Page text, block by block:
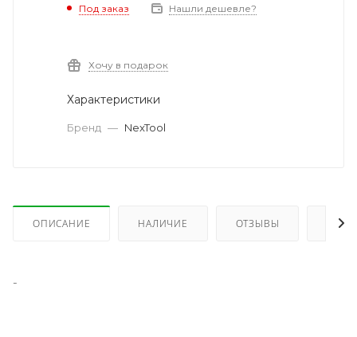
Под заказ Нашли дешевле?
Хочу в подарок
Характеристики
Бренд — NexTool
ОПИСАНИЕ НАЛИЧИЕ ОТЗЫВЫ КАК
-